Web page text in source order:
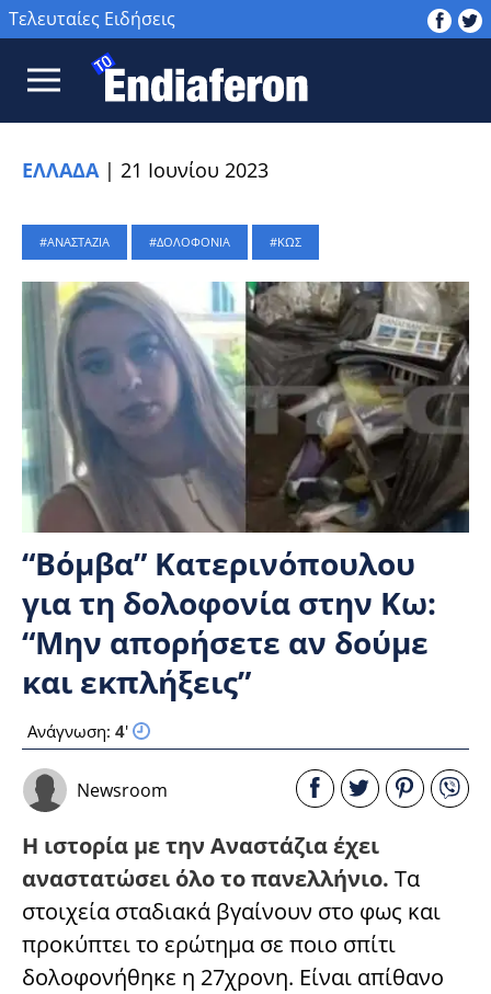
Τελευταίες Ειδήσεις
ΕΛΛΑΔΑ | 21 Ιουνίου 2023
ΑΝΑΣΤΑΖΙΑ ΔΟΛΟΦΟΝΙΑ ΚΩΣ
“Βόμβα” Κατερινόπουλου
για τη δολοφονία στην Κω:
“Μην απορήσετε αν δούμε
και εκπλήξεις”
Ανάγνωση: 4'
Newsroom
Η ιστορία με την Αναστάζια έχει
αναστατώσει όλο το πανελλήνιο. Τα
στοιχεία σταδιακά βγαίνουν στο φως και
προκύπτει το ερώτημα σε ποιο σπίτι
δολοφονήθηκε η 27χρονη. Είναι απίθανο